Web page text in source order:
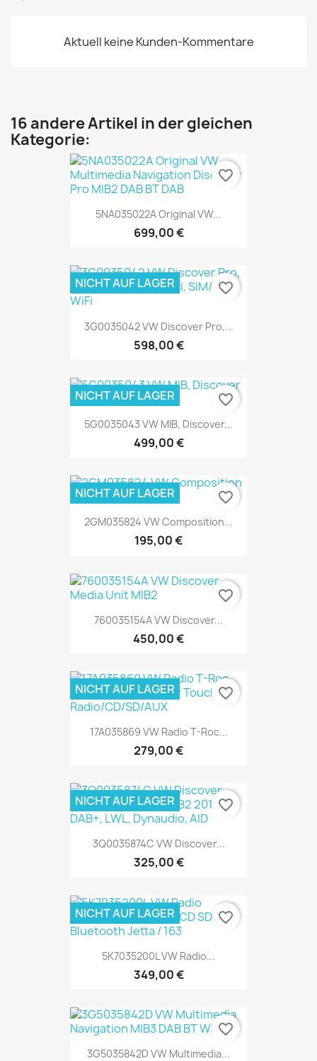
Aktuell keine Kunden-Kommentare
16 andere Artikel in der gleichen
Kategorie:
5NA035022A Original VW...
699,00 €
favorite_border
3G0035042 VW Discover Pro,...
598,00 €
NICHT AUF LAGER favorite_border
5G0035043 VW MIB, Discover...
499,00 €
NICHT AUF LAGER favorite_border
2GM035824 VW Composition...
195,00 €
NICHT AUF LAGER favorite_border
760035154A VW Discover...
450,00 €
favorite_border
17A035869 VW Radio T-Roc...
279,00 €
NICHT AUF LAGER favorite_border
3Q0035874C VW Discover...
325,00 €
NICHT AUF LAGER favorite_border
5K7035200L VW Radio...
349,00 €
NICHT AUF LAGER favorite_border
3G5035842D VW Multimedia...
favorite_border